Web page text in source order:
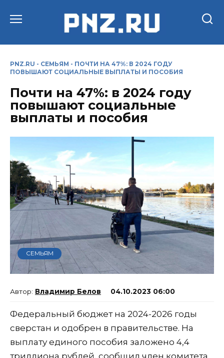
PNZ.RU - СЕМЬЯМ - ПОЧТИ НА 47%: В 2024 ГОДУ
ПОВЫШАЮТ СОЦИАЛЬНЫЕ ВЫПЛАТЫ И ПОСОБИЯ
Почти на 47%: в 2024 году
повышают социальные
выплаты и пособия
СЕМЬЯМ
Владимир Белов 04.10.2023 06:00
Федеральный бюджет на 2024-2026 годы
сверстан и одобрен в правительстве. На
выплату единого пособия заложено 4,4
триллиона рублей, сообщил член комитета